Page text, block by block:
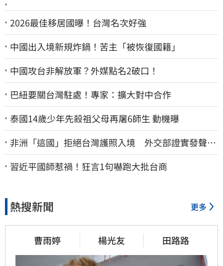
2026最佳移居國曝！台灣名次好強
中國出入境新規炸鍋！苦主「被恢復國籍」
中國攻台非解放軍？外媒點名2破口！
巴紐要關台灣駐處！專家：擴大對中合作
泰國14歲少年先殺祖父母再屠6師生 動機曝
非洲「這國」拒絕台灣護照入境 外交部證實發聲
了：持續交涉聯繫
習近平國師惹禍！狂言1句嚇跑大批台商
熱搜新聞 更多
曹雨婷 楊光友 田路路